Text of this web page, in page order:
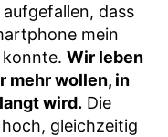
dass
mein
konnte. Wir leben
mehr wollen, in
wird. Die
gleichzeitig